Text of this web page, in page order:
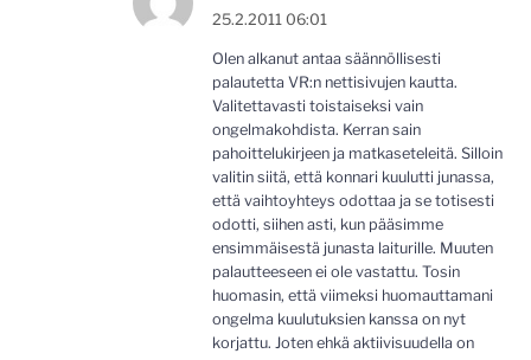
25.2.2011 06:01
Olen alkanut antaa säännöllisesti
palautetta VR:n nettisivujen kautta.
Valitettavasti toistaiseksi vain
ongelmakohdista. Kerran sain
pahoittelukirjeen ja matkaseteleitä. Silloin
valitin siitä, että konnari kuulutti junassa,
että vaihtoyhteys odottaa ja se totisesti
odotti, siihen asti, kun pääsimme
ensimmäisestä junasta laiturille. Muuten
palautteeseen ei ole vastattu. Tosin
huomasin, että viimeksi huomauttamani
ongelma kuulutuksien kanssa on nyt
korjattu. Joten ehkä aktiivisuudella on